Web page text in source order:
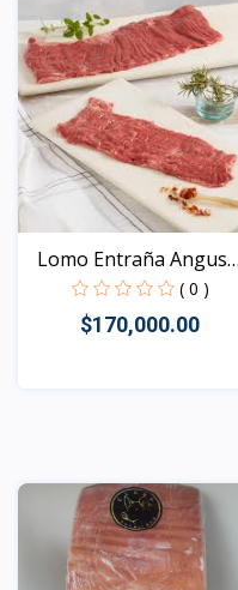
Lomo Entraña Angus
Impo...
( 0 )
$170,000.00